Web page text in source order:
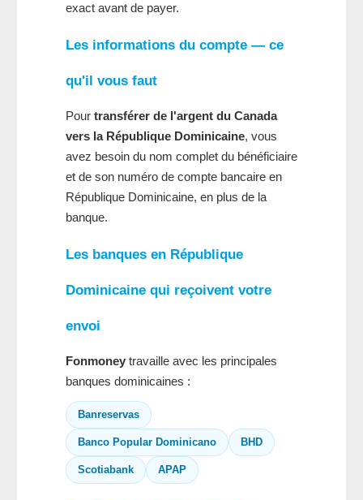
exact avant de payer.
Les informations du compte — ce
qu'il vous faut
Pour transférer de l'argent du Canada
vers la République Dominicaine, vous
avez besoin du nom complet du bénéficiaire
et de son numéro de compte bancaire en
République Dominicaine, en plus de la
banque.
Les banques en République
Dominicaine qui reçoivent votre
envoi
Fonmoney travaille avec les principales
banques dominicaines :
Banreservas
Banco Popular Dominicano BHD
Scotiabank APAP